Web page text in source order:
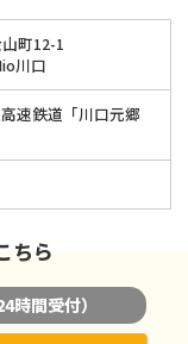
す！
町12-1
川口
速鉄道「川口元郷
ちら
時間受付）